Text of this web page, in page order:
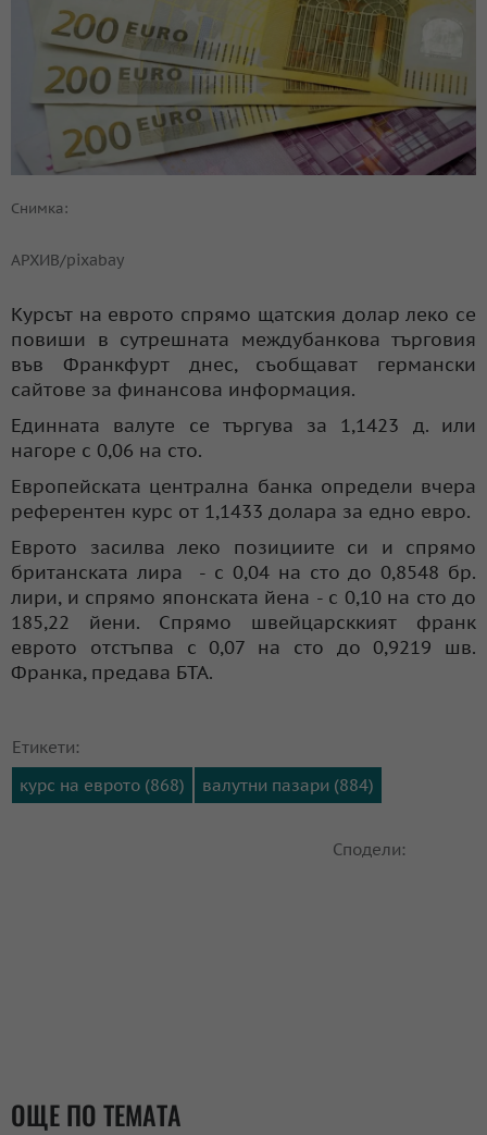
Снимка:
АРХИВ/pixabay
Курсът на еврото спрямо щатския долар леко се
повиши в сутрешната междубанкова търговия
във Франкфурт днес, съобщават германски
сайтове за финансова информация.
Единната валуте се търгува за 1,1423 д. или
нагоре с 0,06 на сто.
Европейската централна банка определи вчера
референтен курс от 1,1433 долара за едно евро.
Еврото засилва леко позициите си и спрямо
британската лира - с 0,04 на сто до 0,8548 бр.
лири, и спрямо японската йена - с 0,10 на сто до
185,22 йени. Спрямо швейцарсккият франк
еврото отстъпва с 0,07 на сто до 0,9219 шв.
Франка, предава БТА.
Етикети:
курс на еврото (868)
валутни пазари (884)
Сподели:
ОЩЕ ПО ТЕМАТА